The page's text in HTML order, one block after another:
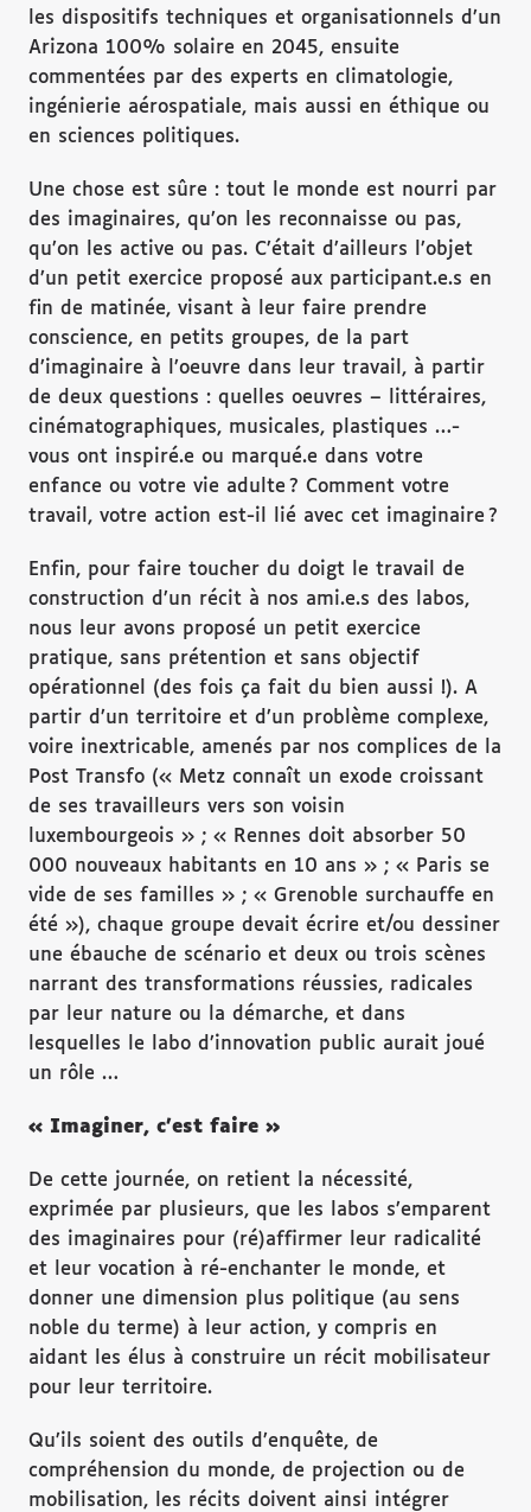
les dispositifs techniques et organisationnels d’un
Arizona 100% solaire en 2045, ensuite
commentées par des experts en climatologie,
ingénierie aérospatiale, mais aussi en éthique ou
en sciences politiques.
Une chose est sûre : tout le monde est nourri par
des imaginaires, qu’on les reconnaisse ou pas,
qu’on les active ou pas. C’était d’ailleurs l’objet
d’un petit exercice proposé aux participant.e.s en
fin de matinée, visant à leur faire prendre
conscience, en petits groupes, de la part
d’imaginaire à l’oeuvre dans leur travail, à partir
de deux questions : quelles oeuvres – littéraires,
cinématographiques, musicales, plastiques …-
vous ont inspiré.e ou marqué.e dans votre
enfance ou votre vie adulte ? Comment votre
travail, votre action est-il lié avec cet imaginaire ?
Enfin, pour faire toucher du doigt le travail de
construction d’un récit à nos ami.e.s des labos,
nous leur avons proposé un petit exercice
pratique, sans prétention et sans objectif
opérationnel (des fois ça fait du bien aussi !). A
partir d’un territoire et d’un problème complexe,
voire inextricable, amenés par nos complices de la
Post Transfo (« Metz connaît un exode croissant
de ses travailleurs vers son voisin
luxembourgeois » ; « Rennes doit absorber 50
000 nouveaux habitants en 10 ans » ; « Paris se
vide de ses familles » ; « Grenoble surchauffe en
été »), chaque groupe devait écrire et/ou dessiner
une ébauche de scénario et deux ou trois scènes
narrant des transformations réussies, radicales
par leur nature ou la démarche, et dans
lesquelles le labo d’innovation public aurait joué
un rôle …
« Imaginer, c’est faire »
De cette journée, on retient la nécessité,
exprimée par plusieurs, que les labos s’emparent
des imaginaires pour (ré)affirmer leur radicalité
et leur vocation à ré-enchanter le monde, et
donner une dimension plus politique (au sens
noble du terme) à leur action, y compris en
aidant les élus à construire un récit mobilisateur
pour leur territoire.
Qu’ils soient des outils d’enquête, de
compréhension du monde, de projection ou de
mobilisation, les récits doivent ainsi intégrer